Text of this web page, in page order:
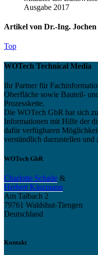
Ausgabe 2017
Artikel von Dr.-Ing.
Top
WOTech Technical Media
Ihr Partner für
Oberfläche sowie Bauteil-
Prozesskette.
Die WOTech GbR hat sich
Informationen mit Hilfe der
dafür verfügbaren
verständlich darzustellen und
WOTech GbR
Charlotte Schade &
Herbert Käszmann
Am Talbach 2
79761 Waldshut-Tiengen
Deutschland
Kontakt